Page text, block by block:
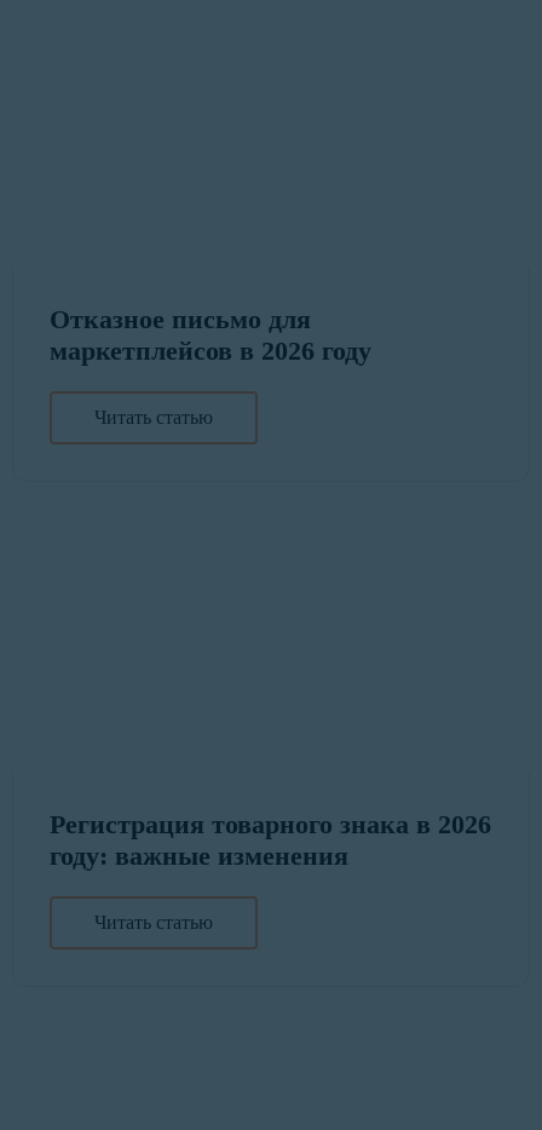
Отказное письмо для
маркетплейсов в 2026 году
Читать статью
Регистрация товарного знака в 2026
году: важные изменения
Читать статью